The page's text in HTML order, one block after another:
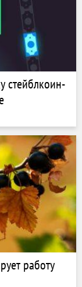
стейблкоин-
работу